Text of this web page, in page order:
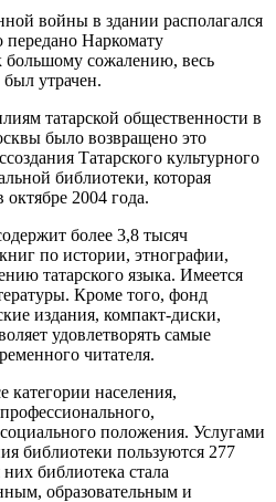
войны в здании располагался
передано Наркомату
сожалению, весь
утрачен.
татарской общественности в
было возвращено это
Татарского культурного
библиотеки, которая
2004 года.
более 3,8 тысяч
по истории, этнографии,
татарского языка. Имеется
Кроме того, фонд
издания, компакт-диски,
удовлетворять самые
читателя.
категории населения,
положения. Услугами
библиотеки пользуются 277
библиотека стала
образовательным и